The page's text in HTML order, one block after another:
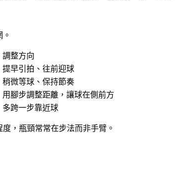
調整方向
提早引拍、往前迎球
稍微等球、保持節奏
用腳步調整距離，讓球在側前方
多跨一步靠近球
，瓶頸常常在步法而非手臂。